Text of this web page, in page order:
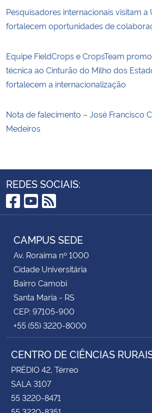
Pesquisadores internacionais visitam a
fortalecem oportunidades de
Equipe FieldCrops e CropsTeam
técnica ao Cinturão do Milho dos
fortalecem a internacionalização
Nota de falecimento – José Francisco
Medeiros
REDES SOCIAIS:
Facebook
YouTube
RSS
CAMPUS SEDE
Av. Roraima nº 1000
Cidade Universitária
Bairro Camobi
Santa Maria - RS
CEP: 97105-900
+55 (55) 3220-8000
CENTRO DE CIÊNCIAS
PRÉDIO 42, Térreo
SALA 3107
55 3220-8471